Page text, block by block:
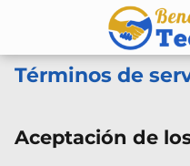
Términos de
Aceptación de